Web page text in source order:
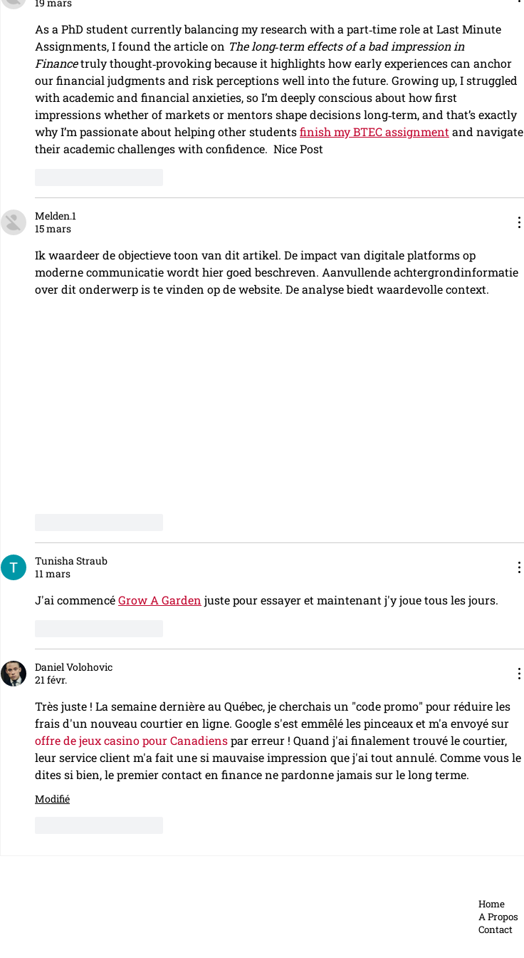
As a PhD student currently balancing my research with a part‑time role at Last Minute
Assignments, I found the article on The long‑term effects of a bad impression in
Finance truly thought‑provoking because it highlights how early experiences can anchor
our financial judgments and risk perceptions well into the future. Growing up, I struggled
with academic and financial anxieties, so I’m deeply conscious about how first
impressions whether of markets or mentors shape decisions long‑term, and that’s exactly
why I’m passionate about helping other students finish my BTEC assignment and navigate
their academic challenges with confidence.  Nice Post
Melden.1
15 mars
Ik waardeer de objectieve toon van dit artikel. De impact van digitale platforms op
moderne communicatie wordt hier goed beschreven. Aanvullende achtergrondinformatie
over dit onderwerp is te vinden op de website. De analyse biedt waardevolle context.
Tunisha Straub
11 mars
J'ai commencé Grow A Garden juste pour essayer et maintenant j'y joue tous les jours.
Daniel Volohovic
21 févr.
Très juste ! La semaine dernière au Québec, je cherchais un "code promo" pour réduire les
frais d'un nouveau courtier en ligne. Google s'est emmêlé les pinceaux et m'a envoyé sur
offre de jeux casino pour Canadiens par erreur ! Quand j'ai finalement trouvé le courtier,
leur service client m'a fait une si mauvaise impression que j'ai tout annulé. Comme vous le
dites si bien, le premier contact en finance ne pardonne jamais sur le long terme.
Modifié
Home
A Propos
Contact